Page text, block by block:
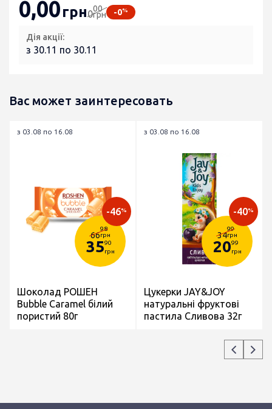
0,00грн000
грн -0%
Дія акції:
з 30.11 по 30.11
Вас может заинтересовать
з 03.08 по 16.08
66
98
грн
3590
грн
-46%
Шоколад РОШЕН
Bubble Caramel білий
пористий 80г
з 03.08 по 16.08
34
99
грн
2099
грн
-40%
Цукерки JAY&JOY
натуральні фруктові
пастила Сливова 32г